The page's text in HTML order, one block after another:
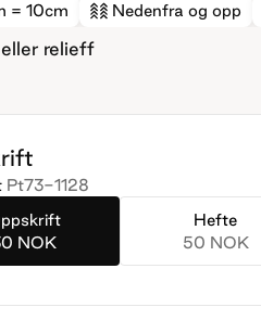
= 10cm Nedenfra og opp
relieff
Pt73-1128
NOK
Hefte
50 NOK